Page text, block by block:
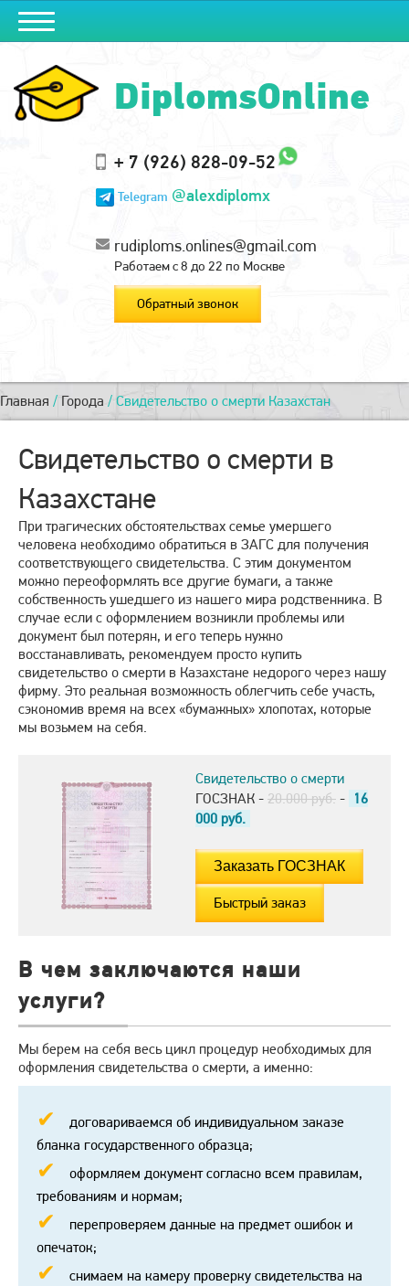
DiplomsOnline
+ 7 (926) 828-09-52
Telegram @alexdiplomx
rudiploms.onlines@gmail.com
Работаем с 8 до 22 по Москве
Обратный звонок
Главная / Города / Свидетельство о смерти Казахстан
Свидетельство о смерти в
Казахстане
При трагических обстоятельствах семье умершего
человека необходимо обратиться в ЗАГС для получения
соответствующего свидетельства. С этим документом
можно переоформлять все другие бумаги, а также
собственность ушедшего из нашего мира родственника. В
случае если с оформлением возникли проблемы или
документ был потерян, и его теперь нужно
восстанавливать, рекомендуем просто купить
свидетельство о смерти в Казахстане недорого через нашу
фирму. Это реальная возможность облегчить себе участь,
сэкономив время на всех «бумажных» хлопотах, которые
мы возьмем на себя.
Свидетельство о смерти
ГОСЗНАК - 20.000 руб. - 16
000 руб.
Быстрый заказ
В чем заключаются наши
услуги?
Мы берем на себя весь цикл процедур необходимых для
оформления свидетельства о смерти, а именно:
договариваемся об индивидуальном заказе
бланка государственного образца;
оформляем документ согласно всем правилам,
требованиям и нормам;
перепроверяем данные на предмет ошибок и
опечаток;
снимаем на камеру проверку свидетельства на